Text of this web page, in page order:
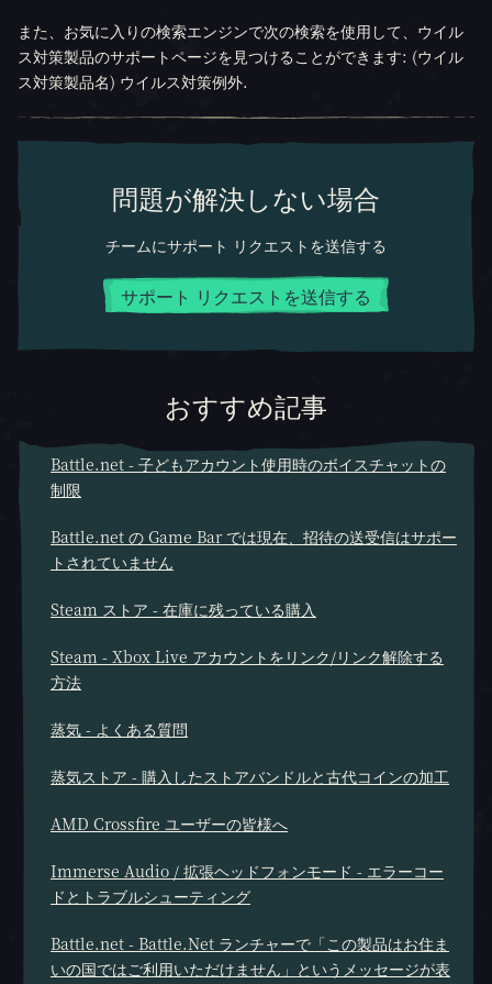
また、お気に入りの検索エンジンで次の検索を使用して、ウイル
ス対策製品のサポートページを見つけることができます: (ウイル
ス対策製品名) ウイルス対策例外.
問題が解決しない場合
チームにサポート リクエストを送信する
サポート リクエストを送信する
おすすめ記事
Battle.net - 子どもアカウント使用時のボイスチャットの
制限
Battle.net の Game Bar では現在、招待の送受信はサポー
トされていません
Steam ストア - 在庫に残っている購入
Steam - Xbox Live アカウントをリンク/リンク解除する
方法
蒸気 - よくある質問
蒸気ストア - 購入したストアバンドルと古代コインの加工
AMD Crossfire ユーザーの皆様へ
Immerse Audio / 拡張ヘッドフォンモード - エラーコー
ドとトラブルシューティング
Battle.net - Battle.Net ランチャーで「この製品はお住ま
いの国ではご利用いただけません」というメッセージが表